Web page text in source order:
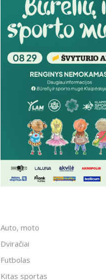
Auto, moto
Dviračiai
Futbolas
Kitas sportas